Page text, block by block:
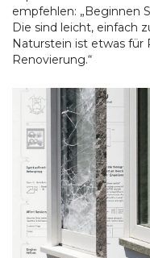
empfehlen: „Beginnen
Die sind leicht, einfach
Naturstein ist etwas für
Renovierung.“